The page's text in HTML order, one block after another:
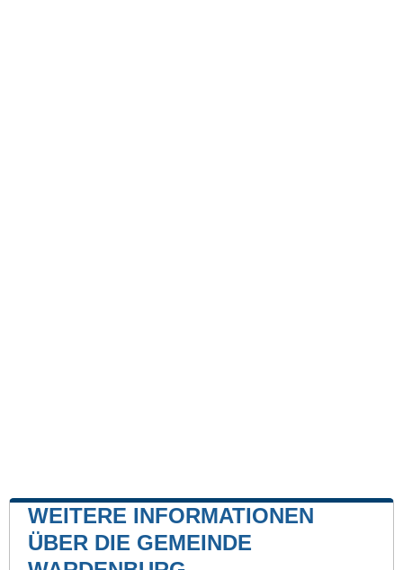
WEITERE INFORMATIONEN
ÜBER DIE GEMEINDE